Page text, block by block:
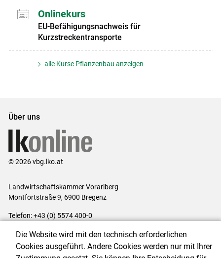
Onlinekurs
EU-Befähigungsnachweis für
Kurzstreckentransporte
alle Kurse Pflanzenbau anzeigen
Über uns
© 2026 vbg.lko.at
Landwirtschaftskammer Vorarlberg
Montfortstraße 9, 6900 Bregenz
Telefon: +43 (0) 5574 400-0
Impressum|Kontakt|Datenschutzerklärung|Barrierefreiheit|
Cookie-Einstellungen
Die Website wird mit den technisch erforderlichen
Cookies ausgeführt. Andere Cookies werden nur mit Ihrer